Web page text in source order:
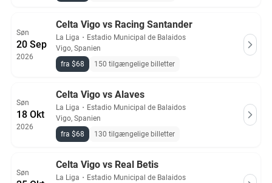
Søn
20 Sep
2026
Celta Vigo vs Racing Santander
La Liga ・ Estadio Municipal de Balaidos
Vigo, Spanien
fra $68
150 tilgængelige billetter
Søn
18 Okt
2026
Celta Vigo vs Alaves
La Liga ・ Estadio Municipal de Balaidos
Vigo, Spanien
fra $68
130 tilgængelige billetter
Søn
Celta Vigo vs Real Betis
La Liga ・ Estadio Municipal de Balaidos